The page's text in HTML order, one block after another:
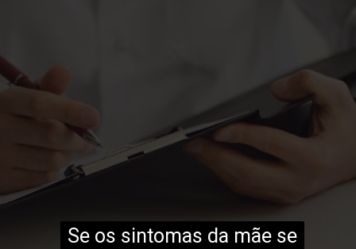
Se os sintomas da mãe se
Se os sintomas da mãe se